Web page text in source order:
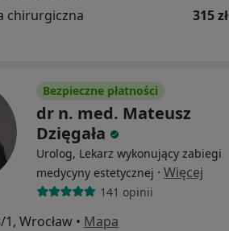
chirurgiczna 315 zł
Bezpieczne płatności
dr n. med. Mateusz
Dzięgała
Urolog, Lekarz wykonujący zabiegi
medycyny estetycznej · Więcej
141 opinii
Wrocław • Mapa